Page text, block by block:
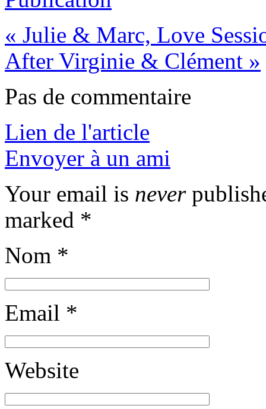
« Julie & Marc, Love
After Virginie & Clément »
Pas de commentaire
Lien de l'article
Envoyer à un ami
Your email is never
marked *
Nom *
Email *
Website